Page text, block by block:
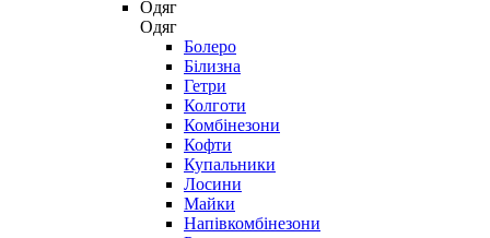
Одяг
Одяг
Болеро
Білизна
Гетри
Колготи
Комбінезони
Кофти
Купальники
Лосини
Майки
Напівкомбінезони